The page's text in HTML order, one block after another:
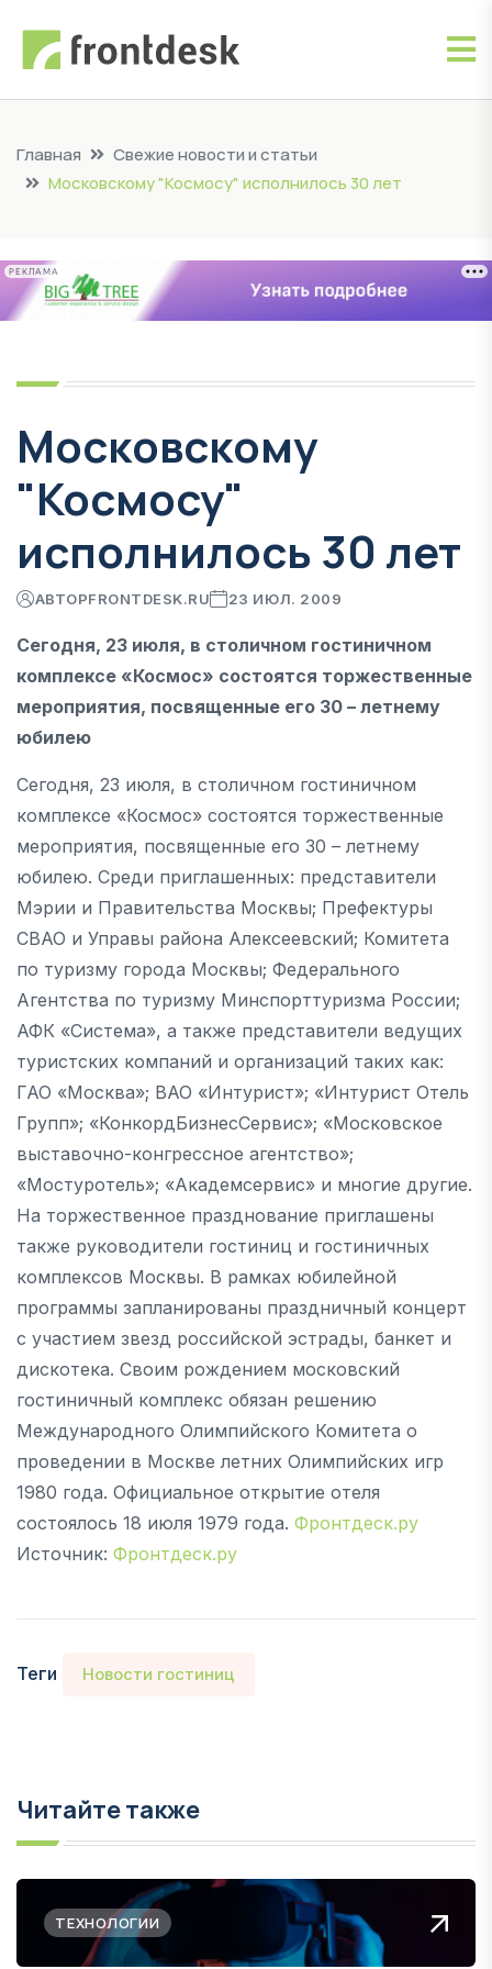
Главная
Свежие новости и статьи
Московскому "Космосу" исполнилось 30 лет
РЕКЛАМА
Московскому
"Космосу"
исполнилось 30 лет
АВТОРFRONTDESK.RU 23 ИЮЛ. 2009
Сегодня, 23 июля, в столичном гостиничном
комплексе «Космос» состоятся торжественные
мероприятия, посвященные его 30 – летнему
юбилею
Сегодня, 23 июля, в столичном гостиничном
комплексе «Космос» состоятся торжественные
мероприятия, посвященные его 30 – летнему
юбилею. Среди приглашенных: представители
Мэрии и Правительства Москвы; Префектуры
СВАО и Управы района Алексеевский; Комитета
по туризму города Москвы; Федерального
Агентства по туризму Минспорттуризма России;
АФК «Система», а также представители ведущих
туристских компаний и организаций таких как:
ГАО «Москва»; ВАО «Интурист»; «Интурист Отель
Групп»; «КонкордБизнесСервис»; «Московское
выставочно-конгрессное агентство»;
«Мостуротель»; «Академсервис» и многие другие.
На торжественное празднование приглашены
также руководители гостиниц и гостиничных
комплексов Москвы. В рамках юбилейной
программы запланированы праздничный концерт
с участием звезд российской эстрады, банкет и
дискотека. Своим рождением московский
гостиничный комплекс обязан решению
Международного Олимпийского Комитета о
проведении в Москве летних Олимпийских игр
1980 года. Официальное открытие отеля
состоялось 18 июля 1979 года. Фронтдеск.ру
Источник: Фронтдеск.ру
Теги Новости гостиниц
Читайте также
ТЕХНОЛОГИИ